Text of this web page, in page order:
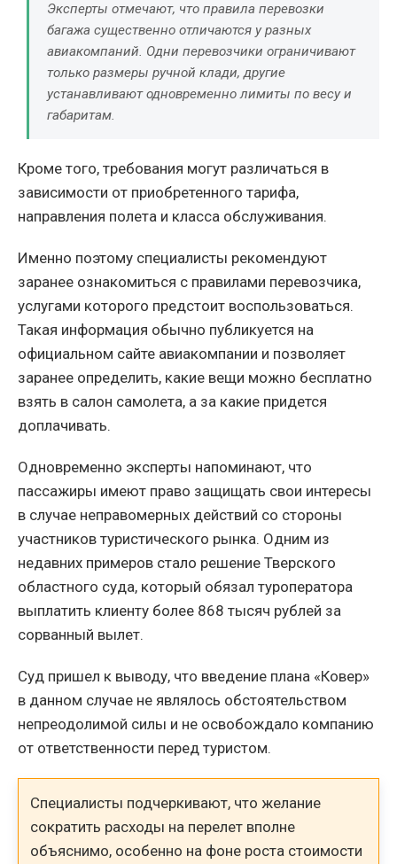
Эксперты отмечают, что правила перевозки
багажа существенно отличаются у разных
авиакомпаний. Одни перевозчики ограничивают
только размеры ручной клади, другие
устанавливают одновременно лимиты по весу и
габаритам.
Кроме того, требования могут различаться в
зависимости от приобретенного тарифа,
направления полета и класса обслуживания.
Именно поэтому специалисты рекомендуют
заранее ознакомиться с правилами перевозчика,
услугами которого предстоит воспользоваться.
Такая информация обычно публикуется на
официальном сайте авиакомпании и позволяет
заранее определить, какие вещи можно бесплатно
взять в салон самолета, а за какие придется
доплачивать.
Одновременно эксперты напоминают, что
пассажиры имеют право защищать свои интересы
в случае неправомерных действий со стороны
участников туристического рынка. Одним из
недавних примеров стало решение Тверского
областного суда, который обязал туроператора
выплатить клиенту более 868 тысяч рублей за
сорванный вылет.
Суд пришел к выводу, что введение плана «Ковер»
в данном случае не являлось обстоятельством
непреодолимой силы и не освобождало компанию
от ответственности перед туристом.
Специалисты подчеркивают, что желание
сократить расходы на перелет вполне
объяснимо, особенно на фоне роста стоимости